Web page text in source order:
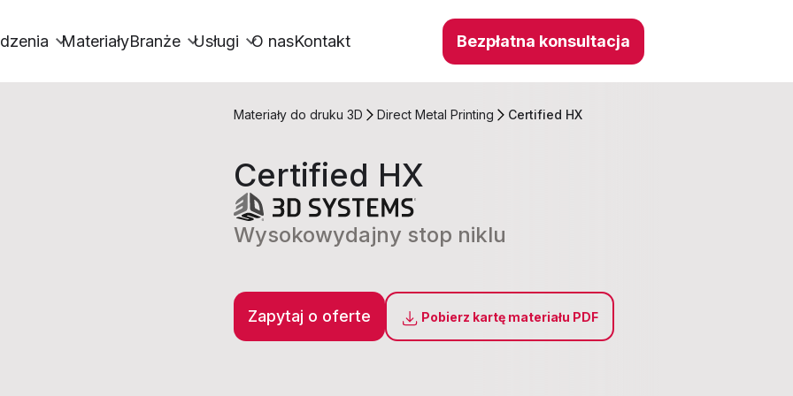
MateriałyBranże Usługi O nasKontakt Bezpłatna konsultacja
Materiały do druku 3D Direct Metal Printing Certified HX
Certified HX
Wysokowydajny stop niklu
Zapytaj o oferte Pobierz kartę materiału PDF